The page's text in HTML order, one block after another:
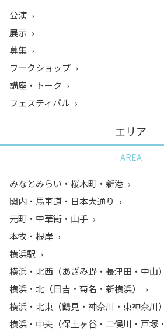
公演
展示
募集
ワークショップ
講座・トーク
フェスティバル
エリア
AREA
みなとみらい・桜木町・新港
関内・馬車道・日本大通り
元町・中華街・山手
本牧・根岸
横浜駅
横浜・北西（あざみ野・長津田・中山）
横浜・北（日吉・菊名・新横浜）
横浜・北東（鶴見・神奈川・東神奈川）
横浜・中央（保土ヶ谷・二俣川・戸塚